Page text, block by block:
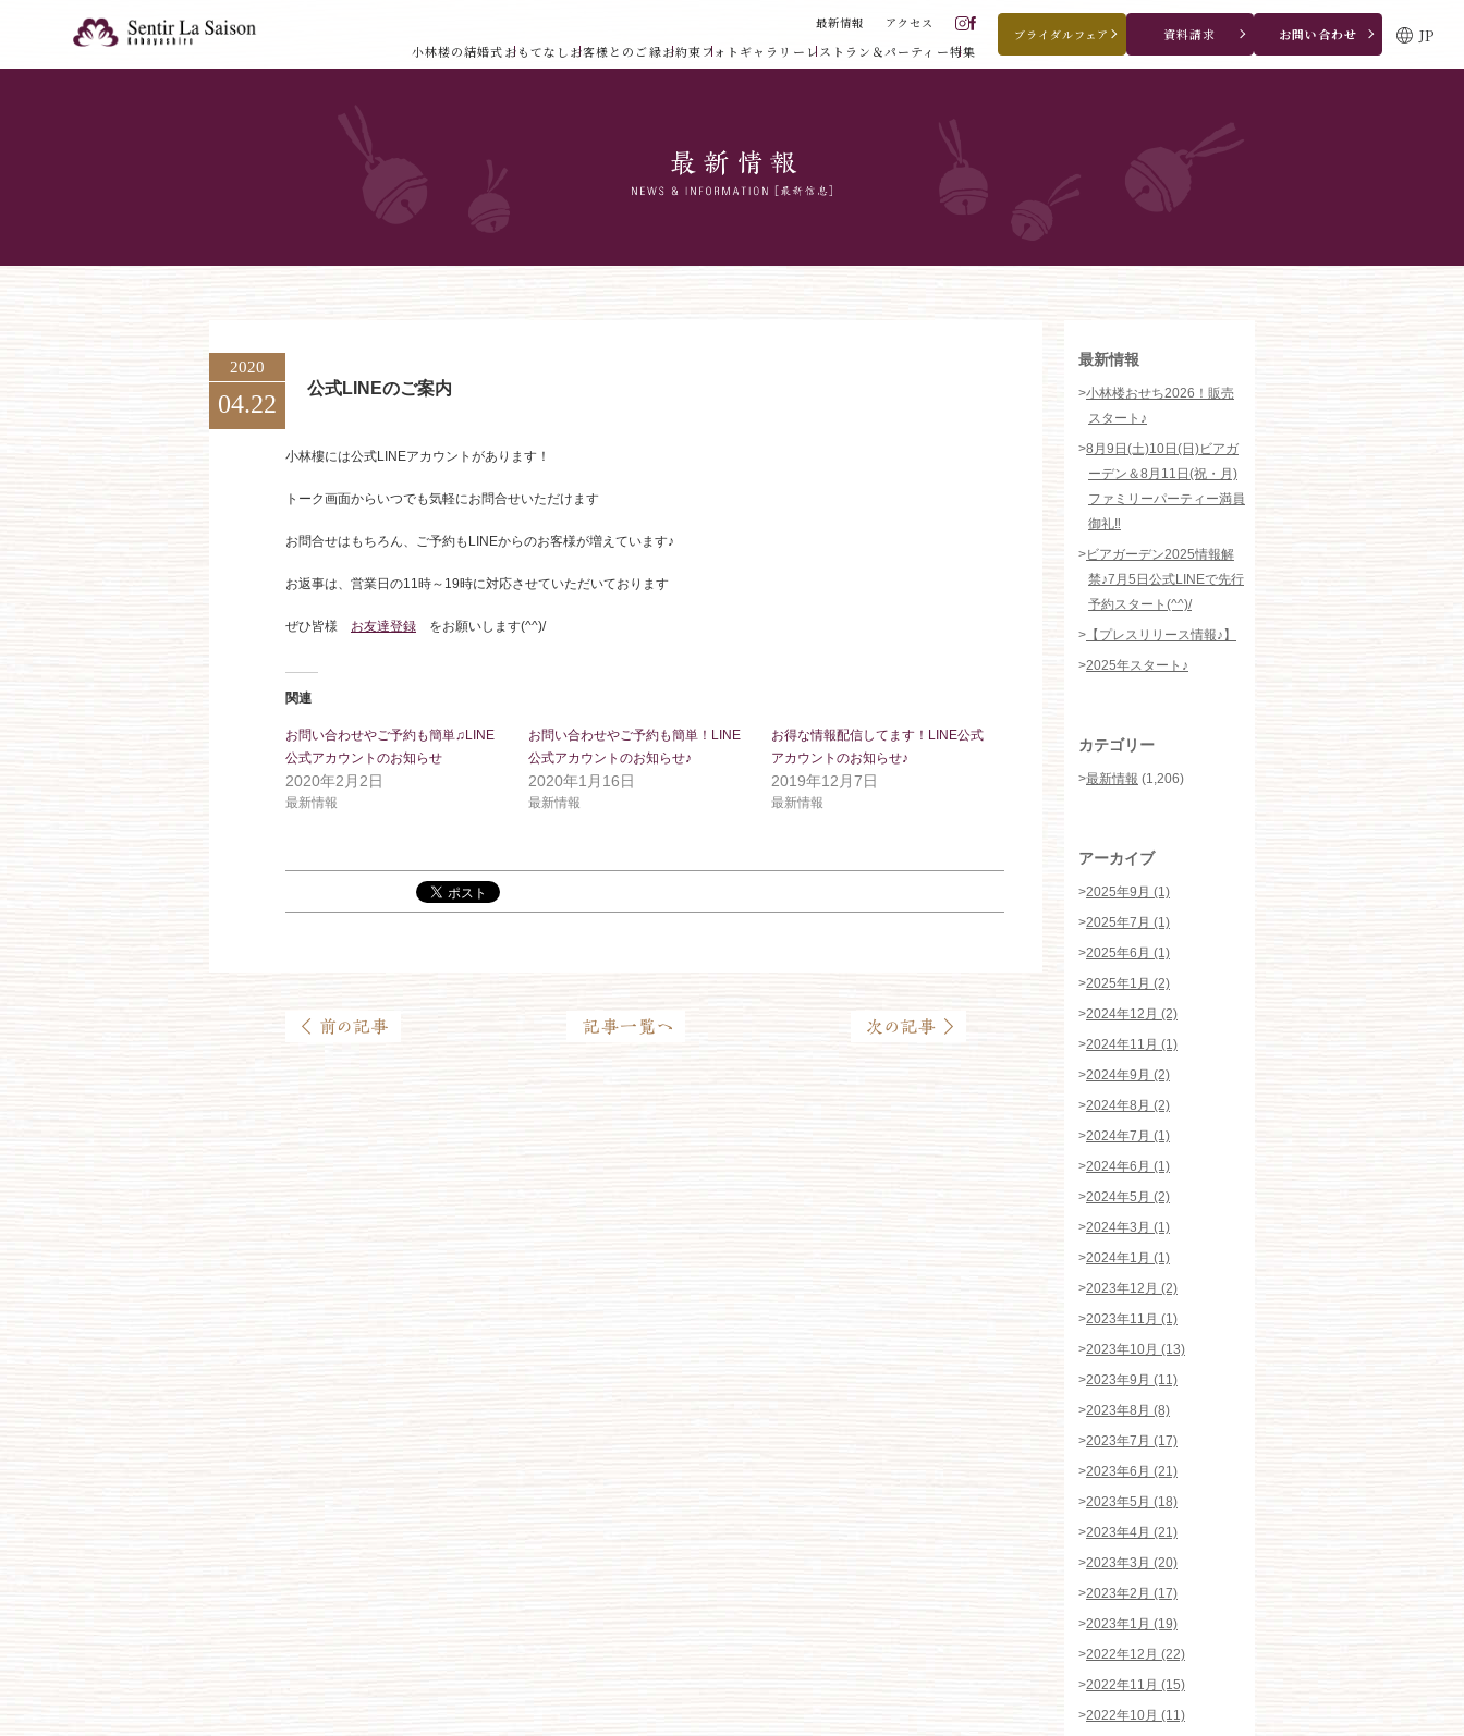
最新情報 アクセス
小林楼の結婚式おもてなしお客様とのご縁お約束フォトギャラリー レストラン＆パーティー特集
ブライダルフェア 資料請求 お問い合わせ
0120-166-088
12：00〜20：00
JP
2020
04.22
公式LINEのご案内
小林樓には公式LINEアカウントがあります！
トーク画面からいつでも気軽にお問合せいただけます
お問合せはもちろん、ご予約もLINEからのお客様が増えています♪
お返事は、営業日の11時～19時に対応させていただいております
ぜひ皆様 お友達登録 をお願いします(^^)/
関連
お問い合わせやご予約も簡単♫LINE
公式アカウントのお知らせ
2020年2月2日
最新情報
お問い合わせやご予約も簡単！LINE
公式アカウントのお知らせ♪
2020年1月16日
最新情報
お得な情報配信してます！LINE公式
アカウントのお知らせ♪
2019年12月7日
最新情報
最新情報
>小林楼おせち2026！販売
スタート♪
>8月9日(土)10日(日)ビアガ
ーデン＆8月11日(祝・月)
ファミリーパーティー満員
御礼‼️
>ビアガーデン2025情報解
禁♪7月5日公式LINEで先行
予約スタート(^^)/
> 【プレスリリース情報♪】
>2025年スタート♪
カテゴリー
>最新情報 (1,206)
アーカイブ
>2025年9月 (1)
>2025年7月 (1)
>2025年6月 (1)
>2025年1月 (2)
>2024年12月 (2)
>2024年11月 (1)
>2024年9月 (2)
>2024年8月 (2)
>2024年7月 (1)
>2024年6月 (1)
>2024年5月 (2)
>2024年3月 (1)
>2024年1月 (1)
>2023年12月 (2)
>2023年11月 (1)
>2023年10月 (13)
>2023年9月 (11)
>2023年8月 (8)
>2023年7月 (17)
>2023年6月 (21)
>2023年5月 (18)
>2023年4月 (21)
>2023年3月 (20)
>2023年2月 (17)
>2023年1月 (19)
>2022年12月 (22)
>2022年11月 (15)
>2022年10月 (11)